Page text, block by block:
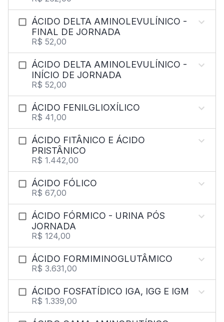
ÁCIDO DELTA AMINOLEVULÍNICO -
FINAL DE JORNADA
R$ 52,00
ÁCIDO DELTA AMINOLEVULÍNICO -
INÍCIO DE JORNADA
R$ 52,00
ÁCIDO FENILGLIOXÍLICO
R$ 41,00
ÁCIDO FITÂNICO E ÁCIDO
PRISTÂNICO
R$ 1.442,00
ÁCIDO FÓLICO
R$ 67,00
ÁCIDO FÓRMICO - URINA PÓS
JORNADA
R$ 124,00
ÁCIDO FORMIMINOGLUTÂMICO
R$ 3.631,00
ÁCIDO FOSFATÍDICO IGA, IGG E IGM
R$ 1.339,00